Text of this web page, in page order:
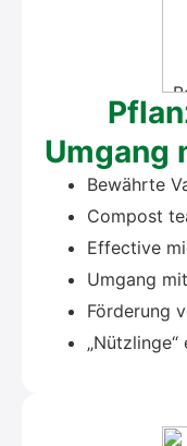
Umgang
Bewähr­te
Com­post
Effec­ti­ve
Umgang
För­de­rung